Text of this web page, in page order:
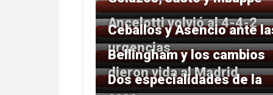
Ancelotti volvió al 4-4-2
Ceballos y Asencio ante
urgencias
Bellingham y los cambios
dieron vida al Madrid
Dos especialidades de la